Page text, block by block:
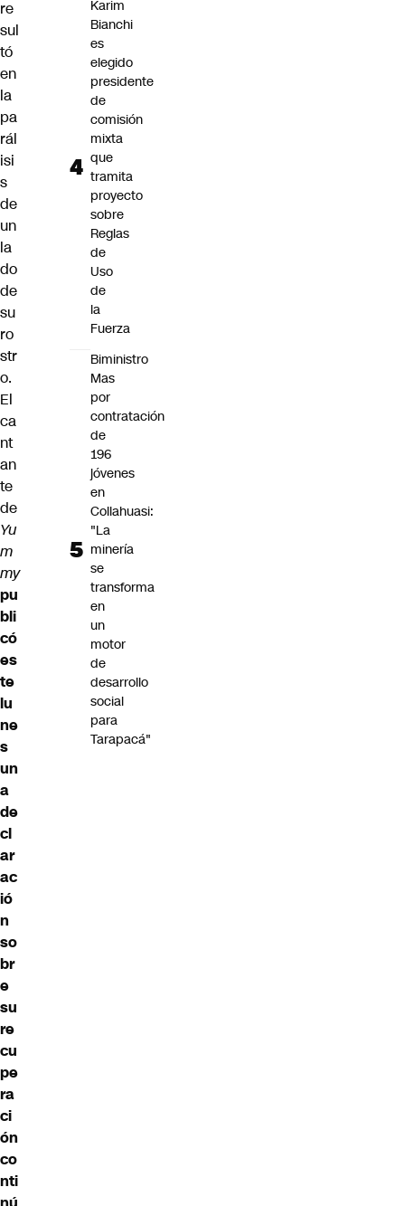
re
sul
tó
en
la
pa
rál
isi
s
de
un
la
do
de
su
ro
str
o.
El
ca
nt
an
te
de
Yu
m
my
pu
bli
có
es
te
lu
ne
s
un
a
de
cl
ar
ac
ió
n
so
br
e
su
re
cu
pe
ra
ci
ón
co
nti
Karim
Bianchi
es
elegido
presidente
de
comisión
mixta
que
tramita
proyecto
sobre
Reglas
de
Uso
de
la
Fuerza
Biministro
Mas
por
contratación
de
196
jóvenes
en
Collahuasi:
"La
minería
se
transforma
en
un
motor
de
desarrollo
social
para
Tarapacá"